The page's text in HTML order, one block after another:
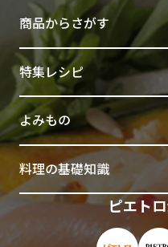
商品からさがす
特集レシピ
よみもの
料理の基礎知識
ピエト